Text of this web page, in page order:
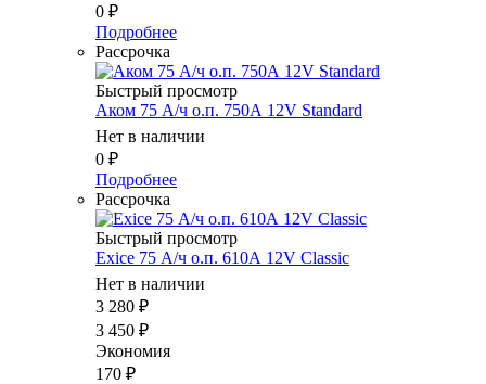
0 ₽
Подробнее
Рассрочка
Быстрый просмотр
Аком 75 А/ч о.п. 750А 12V Standard
Нет в наличии
0 ₽
Подробнее
Рассрочка
Быстрый просмотр
Exice 75 А/ч о.п. 610А 12V Classic
Нет в наличии
3 280 ₽
3 450 ₽
Экономия
170 ₽